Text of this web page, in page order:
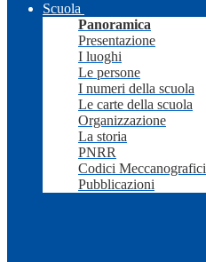
Scuola
Panoramica
Presentazione
I luoghi
Le persone
I numeri della scuola
Le carte della scuola
Organizzazione
La storia
PNRR
Codici Meccanografici
Pubblicazioni